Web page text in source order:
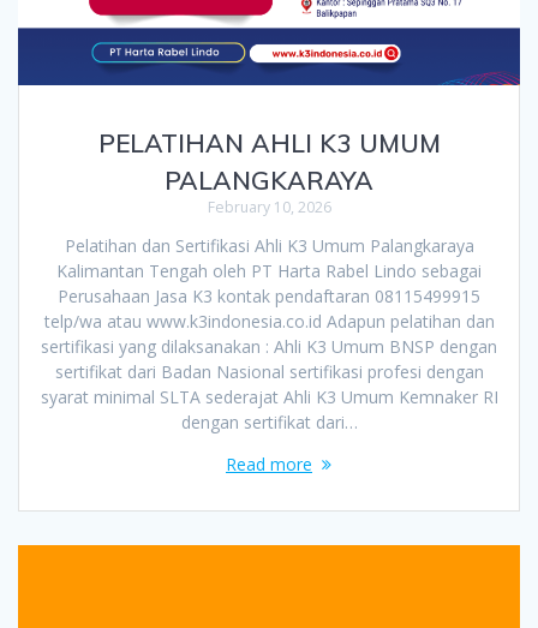
PELATIHAN AHLI K3 UMUM
PALANGKARAYA
February 10, 2026
Pelatihan dan Sertifikasi Ahli K3 Umum Palangkaraya
Kalimantan Tengah oleh PT Harta Rabel Lindo sebagai
Perusahaan Jasa K3 kontak pendaftaran 08115499915
telp/wa atau www.k3indonesia.co.id Adapun pelatihan dan
sertifikasi yang dilaksanakan : Ahli K3 Umum BNSP dengan
sertifikat dari Badan Nasional sertifikasi profesi dengan
syarat minimal SLTA sederajat Ahli K3 Umum Kemnaker RI
dengan sertifikat dari…
Read more